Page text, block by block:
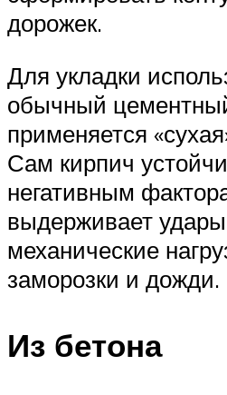
дорожек.
Для укладки
обычный
применяется
Сам кирпич
негативным
выдерживает
механические
заморозки и дожди.
Из бетона